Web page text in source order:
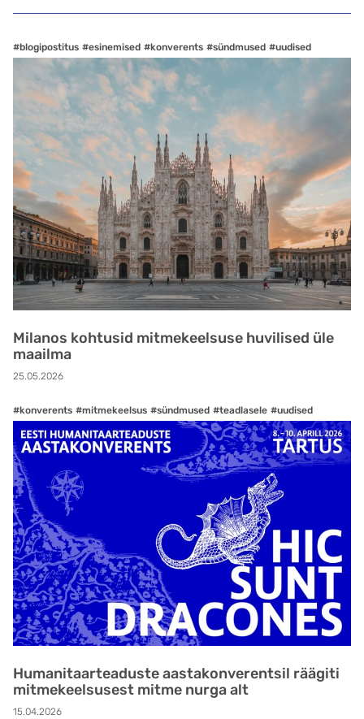
#blogipostitus #esinemised #konverents #sündmused #uudised
Milanos kohtusid mitmekeelsuse huvilised üle
maailma
25.05.2026
#konverents #mitmekeelsus #sündmused #teadlasele #uudised
Humanitaarteaduste aastakonverentsil räägiti
mitmekeelsusest mitme nurga alt
15.04.2026